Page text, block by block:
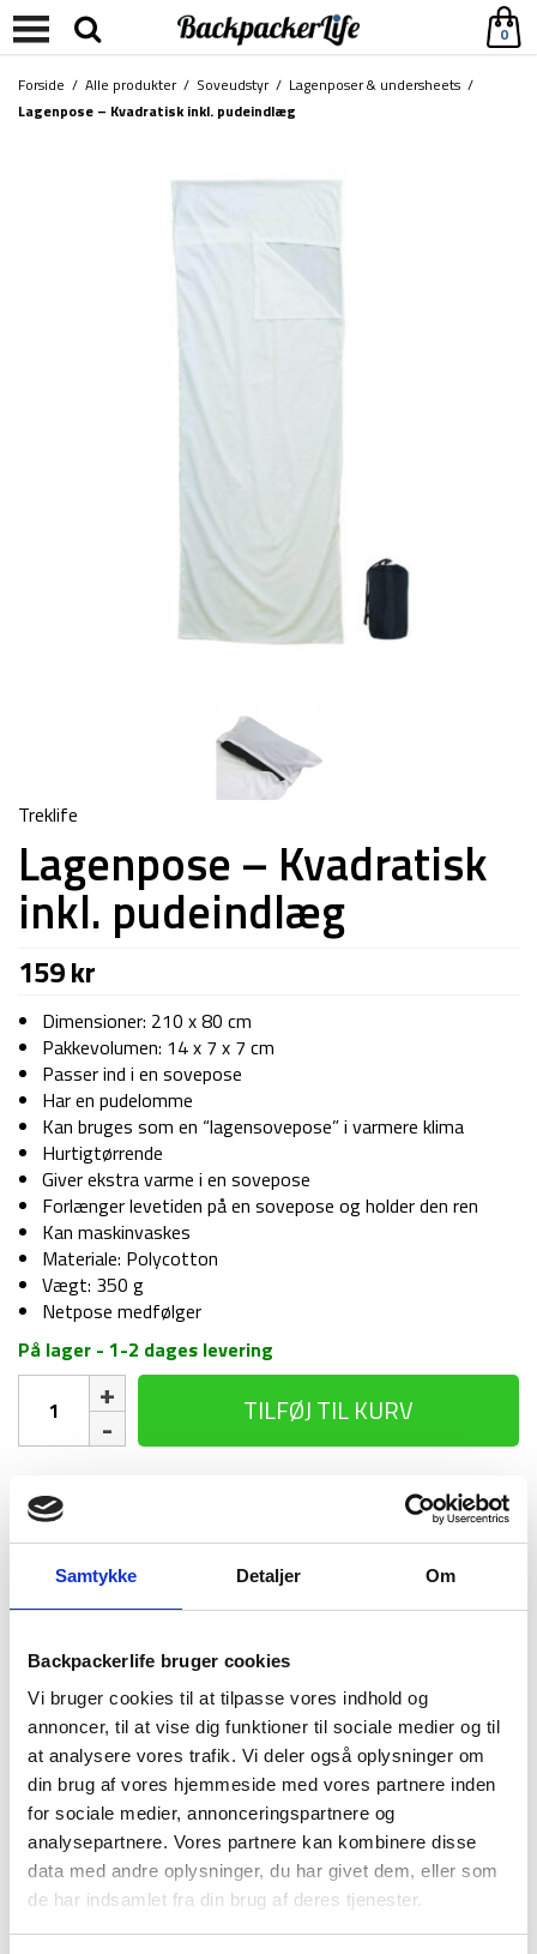
Samtykke Detaljer Om
Backpackerlife bruger cookies
Vi bruger cookies til at tilpasse vores indhold og
annoncer, til at vise dig funktioner til sociale medier og til
at analysere vores trafik. Vi deler også oplysninger om
din brug af vores hjemmeside med vores partnere inden
for sociale medier, annonceringspartnere og
analysepartnere. Vores partnere kan kombinere disse
data med andre oplysninger, du har givet dem, eller som
de har indsamlet fra din brug af deres tjenester.
0
Forside / Alle produkter/ Soveudstyr/ Lagenposer & undersheets /
Lagenpose – Kvadratisk inkl. pudeindlæg
Treklife
Lagenpose – Kvadratisk
inkl. pudeindlæg
159kr
Dimensioner: 210 x 80 cm
Pakkevolumen: 14 x 7 x 7 cm
Passer ind i en sovepose
Har en pudelomme
Kan bruges som en “lagensovepose” i varmere klima
Hurtigtørrende
Giver ekstra varme i en sovepose
Forlænger levetiden på en sovepose og holder den ren
Kan maskinvaskes
Materiale: Polycotton
Vægt: 350 g
Netpose medfølger
På lager - 1-2 dages levering
Lagenpose
Kvadratisk
pudeindlæg
antal
TILFØJ TIL KURV
100 dages
returret
BESKRIVELSE
YDERLIGERE INFORMATION
BRAND
FAQ
Treklifes lagenpose kan både benyttes som et ekstra
indvendigt lag i din sovepose, men kan ligeledes benyttes
som en lagensovepose i varmere klima. Lagenposen tilføjer
ekstra varme til din sovepose, forlænger levetiden på
soveposen samt holder den ren. Desuden har lagenposen en
en pudelomme.